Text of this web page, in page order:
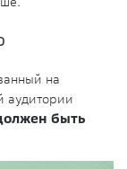
на
аудитории
быть